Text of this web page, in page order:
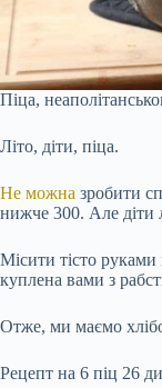
Піца,
Літо, діти, піца.
Не можна зробити
нижче 300. Але діти
Місити тісто
куплена вами з
Отже, ми маємо
Рецепт на 6 піц 26